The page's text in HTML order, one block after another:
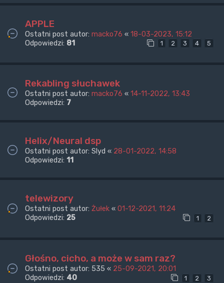
APPLE
Ostatni post autor: macko76 « 18-03-2023, 15:12
Odpowiedzi: 81 1 2 3 4 5
Rekabling słuchawek
Ostatni post autor: macko76 « 14-11-2022, 13:43
Odpowiedzi: 7
Helix/Neural dsp
Ostatni post autor: Slyd « 28-01-2022, 14:58
Odpowiedzi: 11
telewizory
Ostatni post autor: Żułek « 01-12-2021, 11:24
Odpowiedzi: 25 1 2
Głośno, cicho, a może w sam raz?
Ostatni post autor: 535 « 25-09-2021, 20:01
Odpowiedzi: 40 1 2 3